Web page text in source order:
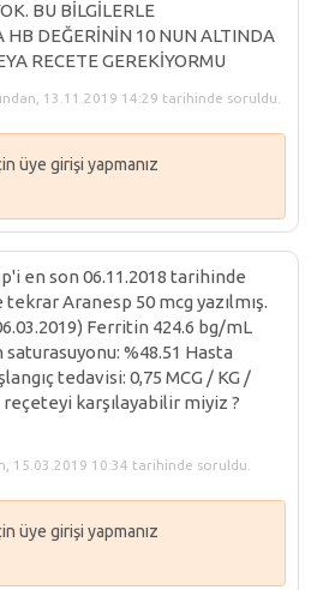
BU BİLGİLERLE
HB DEĞERİNİN 10 NUN ALTINDA
RECETE GEREKİYORMU
13.11.2019 14:29 tarihinde soruldu.
üye girişi yapmanız
en son 06.11.2018 tarihinde
Aranesp 50 mcg yazılmış.
Ferritin 424.6 bg/mL
%48.51 Hasta
tedavisi: 0,75 MCG / KG /
karşılayabilir miyiz ?
15.03.2019 10:34 tarihinde soruldu.
üye girişi yapmanız